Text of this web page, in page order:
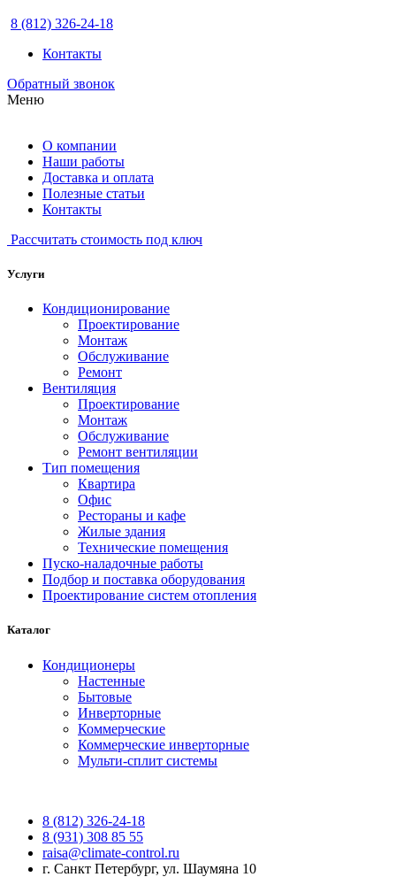
8 (812) 326-24-18
Контакты
Обратный звонок
Меню
О компании
Наши работы
Доставка и оплата
Полезные статьи
Контакты
Рассчитать стоимость под ключ
Услуги
Кондиционирование
Проектирование
Монтаж
Обслуживание
Ремонт
Вентиляция
Проектирование
Монтаж
Обслуживание
Ремонт вентиляции
Тип помещения
Квартира
Офис
Рестораны и кафе
Жилые здания
Технические помещения
Пуско-наладочные работы
Подбор и поставка оборудования
Проектирование систем отопления
Каталог
Кондиционеры
Настенные
Бытовые
Инверторные
Коммерческие
Коммерческие инверторные
Мульти-сплит системы
8 (812) 326-24-18
8 (931) 308 85 55
raisa@climate-control.ru
г. Санкт Петербург, ул. Шаумяна 10